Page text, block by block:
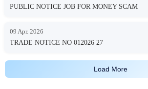
PUBLIC NOTICE JOB FOR MONEY SCAM
09 Apr. 2026
TRADE NOTICE NO 012026 27
Load More